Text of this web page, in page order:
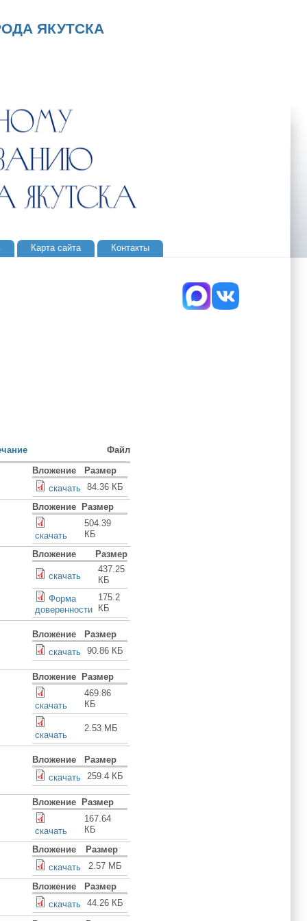
ЯКУТСКА
Карта сайта Контакты
Файл
Вложение
Размер
скачать
84.36 КБ
Вложение
Размер
cкачать
504.39
КБ
Вложение
Размер
скачать
437.25
КБ
Форма
доверенности
175.2
КБ
Вложение
Размер
скачать
90.86 КБ
Вложение Размер
скачать
469.86
КБ
скачать
2.53 МБ
Вложение
Размер
скачать
259.4 КБ
Вложение Размер
скачать
167.64
КБ
Вложение
Размер
скачать
2.57 МБ
Вложение
Размер
скачать
44.26 КБ